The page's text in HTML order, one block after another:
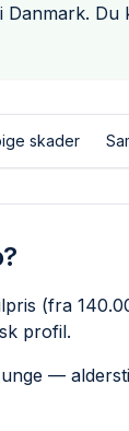
skader
(fra
profil.
—